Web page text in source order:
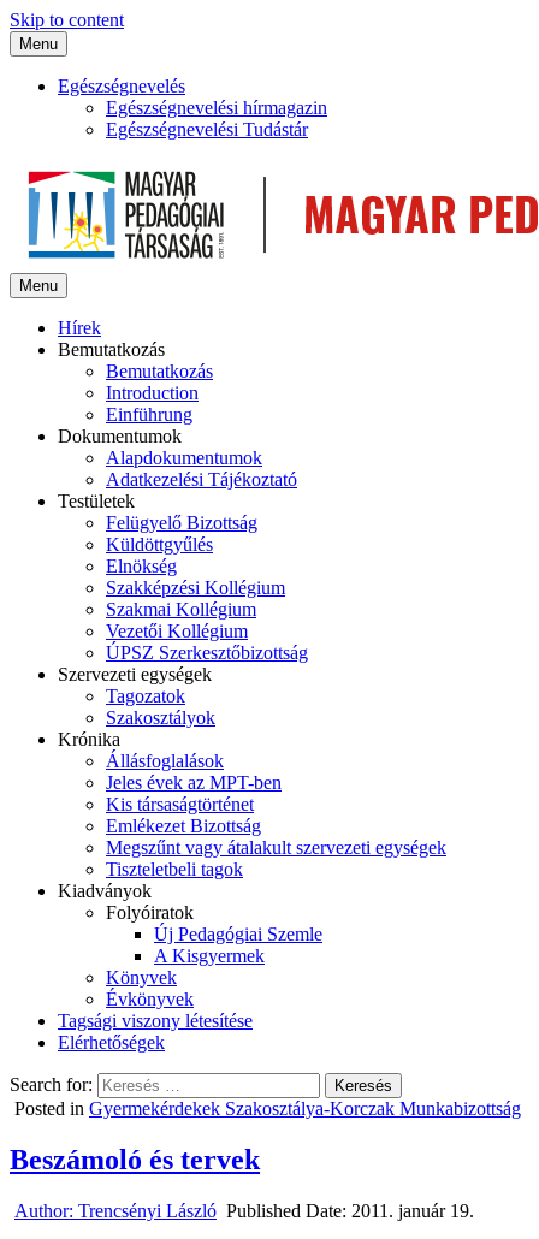
Skip to content
Menu
Egészségnevelés
Egészségnevelési hírmagazin
Egészségnevelési Tudástár
Menu
Hírek
Bemutatkozás
Bemutatkozás
Introduction
Einführung
Dokumentumok
Alapdokumentumok
Adatkezelési Tájékoztató
Testületek
Felügyelő Bizottság
Küldöttgyűlés
Elnökség
Szakképzési Kollégium
Szakmai Kollégium
Vezetői Kollégium
ÚPSZ Szerkesztőbizottság
Szervezeti egységek
Tagozatok
Szakosztályok
Krónika
Állásfoglalások
Jeles évek az MPT-ben
Kis társaságtörténet
Emlékezet Bizottság
Megszűnt vagy átalakult szervezeti egységek
Tiszteletbeli tagok
Kiadványok
Folyóiratok
Új Pedagógiai Szemle
A Kisgyermek
Könyvek
Évkönyvek
Tagsági viszony létesítése
Elérhetőségek
Search for:
Posted in Gyermekérdekek Szakosztálya-Korczak Munkabizottság
Beszámoló és tervek
Author: Trencsényi László Published Date: 2011. január 19.